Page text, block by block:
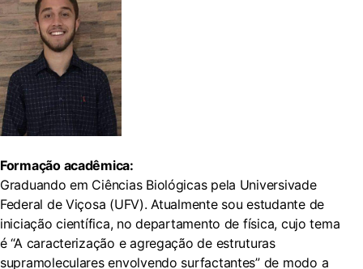
Formação acadêmica:
Graduando em Ciências Biológicas pela Universivade
Federal de Viçosa (UFV). Atualmente sou estudante de
iniciação científica, no departamento de física, cujo tema
é “A caracterização e agregação de estruturas
supramoleculares envolvendo surfactantes” de modo a